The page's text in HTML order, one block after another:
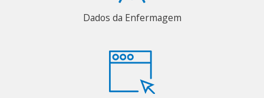
Dados da Enfermagem